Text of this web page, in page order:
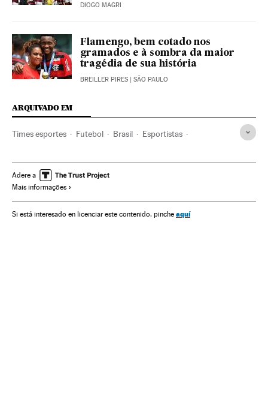
DIOGO MAGRI
Flamengo, bem cotado nos
gramados e à sombra da maior
tragédia de sua história
BREILLER PIRES | SÃO PAULO
ARQUIVADO EM
Times esportes Futebol Brasil Esportistas
Esportes América Gabigol
José Antunes Coimbra "Zico"
River Plate Flamengo Fase final Jogador futebol
Adere a
Mais informações
Si está interesado en licenciar este contenido, pinche aquí